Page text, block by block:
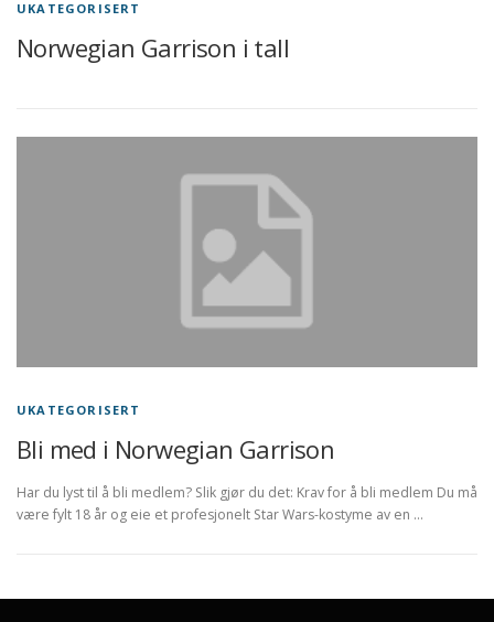
UKATEGORISERT
Norwegian Garrison i tall
UKATEGORISERT
Bli med i Norwegian Garrison
Har du lyst til å bli medlem? Slik gjør du det: Krav for å bli medlem Du må
være fylt 18 år og eie et profesjonelt Star Wars-kostyme av en …